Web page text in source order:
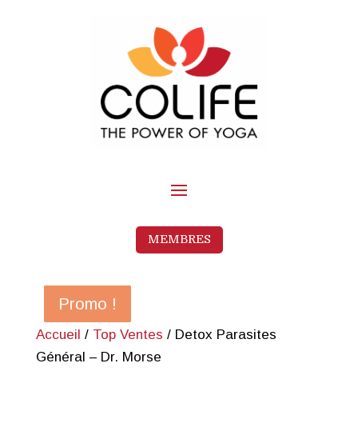
MEMBRES
Accueil / Top Ventes / Detox Parasites
Général – Dr. Morse
Promo !
Promo !
Promo !
Promo !